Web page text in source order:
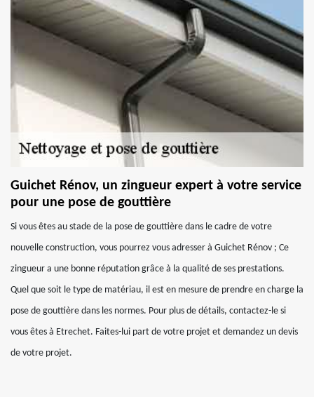
Guichet Rénov, un zingueur expert à votre service
pour une pose de gouttière
Si vous êtes au stade de la pose de gouttière dans le cadre de votre
nouvelle construction, vous pourrez vous adresser à Guichet Rénov ; Ce
zingueur a une bonne réputation grâce à la qualité de ses prestations.
Quel que soit le type de matériau, il est en mesure de prendre en charge la
pose de gouttière dans les normes. Pour plus de détails, contactez-le si
vous êtes à Etrechet. Faites-lui part de votre projet et demandez un devis
de votre projet.